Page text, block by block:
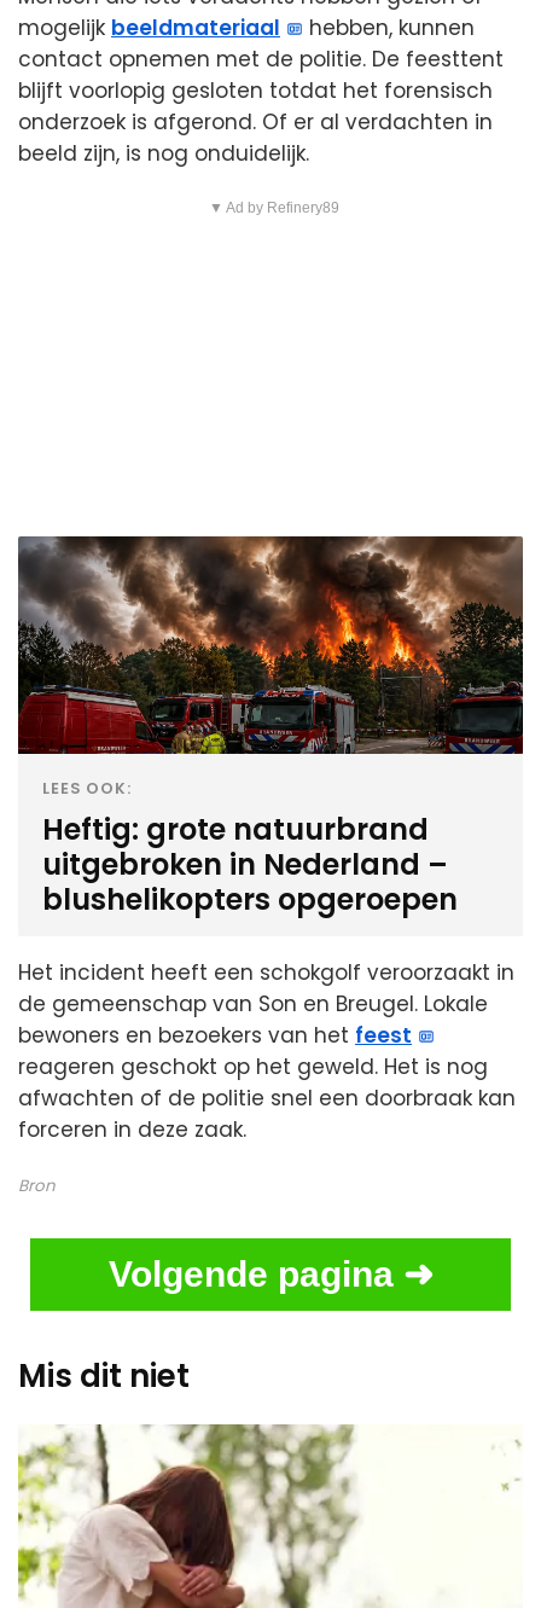
mogelijk beeldmateriaal
hebben, kunnen
contact opnemen met de politie. De feesttent
blijft voorlopig gesloten totdat het forensisch
onderzoek is afgerond. Of er al verdachten in
beeld zijn, is nog onduidelijk.
▼ Ad by Refinery89
LEES OOK:
Heftig: grote natuurbrand
uitgebroken in Nederland –
blushelikopters opgeroepen
Het incident heeft een schokgolf veroorzaakt in
de gemeenschap van Son en Breugel. Lokale
bewoners en bezoekers van het feest
reageren geschokt op het geweld. Het is nog
afwachten of de politie snel een doorbraak kan
forceren in deze zaak.
Bron
Volgende pagina ➜
Mis dit niet